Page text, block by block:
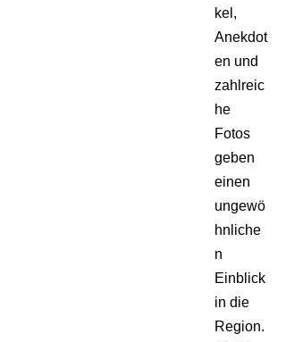
kel,
Anekdot
en und
zahlreic
he
Fotos
geben
einen
ungewö
hnliche
n
Einblick
in die
Region.